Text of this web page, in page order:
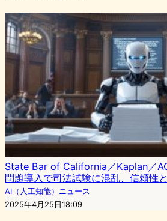
State Bar of California／Kaplan／
問題導入で司法試験に混乱、信頼性
AI（人工知能）ニュース
2025年4月25日18:09